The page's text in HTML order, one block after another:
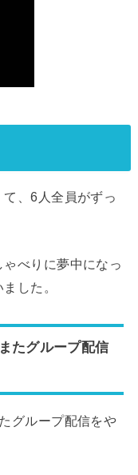
、6人全員がずっ
べりに夢中になっ
した。
たグループ配信
グループ配信をや